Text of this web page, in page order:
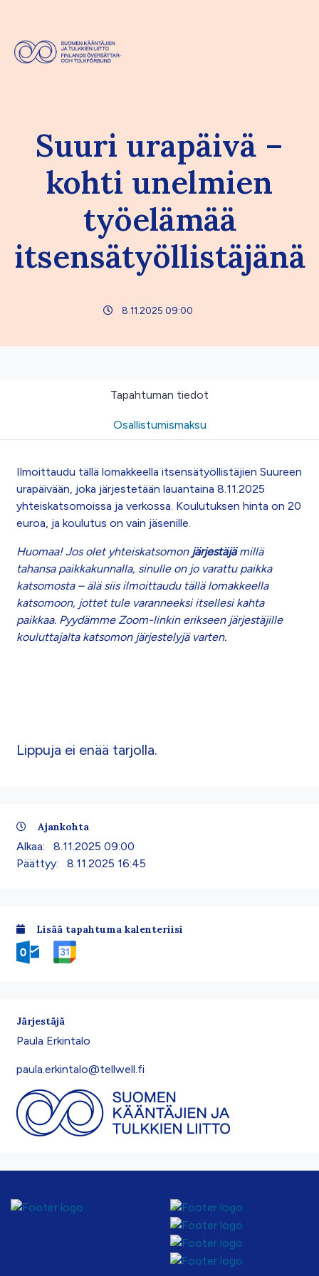
Suuri urapäivä –
kohti unelmien
työelämää
itsensätyöllistäjänä
8.11.2025 09:00
Tapahtuman tiedot
Osallistumismaksu
Ilmoittaudu tällä lomakkeella itsensätyöllistäjien Suureen
urapäivään, joka järjestetään lauantaina 8.11.2025
yhteiskatsomoissa ja verkossa. Koulutuksen hinta on 20
euroa, ja koulutus on vain jäsenille.
Huomaa! Jos olet yhteiskatsomon järjestäjämillä
tahansa paikkakunnalla, sinulle on jo varattu paikka
katsomosta – älä siis ilmoittaudu tällä lomakkeella
katsomoon, jottet tule varanneeksi itsellesi kahta
paikkaa. Pyydämme Zoom-linkin erikseen järjestäjille
kouluttajalta katsomon järjestelyjä varten.
Lippuja ei enää tarjolla.
Ajankohta
Alkaa: 8.11.2025 09:00
Päättyy: 8.11.2025 16:45
Lisää tapahtuma kalenteriisi
Järjestäjä
Paula Erkintalo
paula.erkintalo@tellwell.fi